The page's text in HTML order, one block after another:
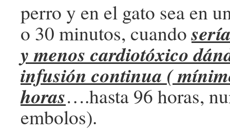
perro y en el gato sea en
o 30 minutos, cuando
y menos cardiotóxico
infusión continua (
horas….hasta 96 horas,
embolos).